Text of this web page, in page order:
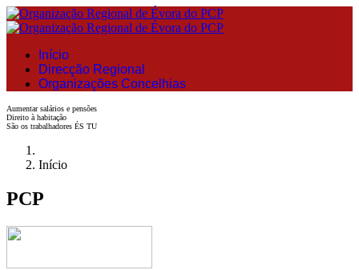
Início
Direcção Regional
Organizações Concelhias
Aumentar salários e pensões
Direito à habitação
São os trabalhadores ÉS TU
Início
PCP